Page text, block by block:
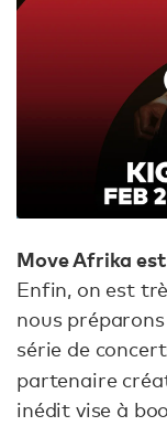
Move Afrika
Enfin, on est
nous
série de
partenaire
inédit vise à